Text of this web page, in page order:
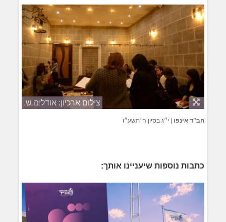
צילום ארכיון: אודליה ש
חב"ד אינפו | י״ג בסיון ה׳תשע״ו
כתבות נוספות שיעניינו אותך: